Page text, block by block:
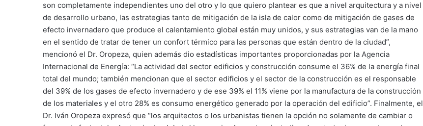
son completamente independientes uno del otro y lo que quiero plantear es que a nivel arquitectura y a nivel
de desarrollo urbano, las estrategias tanto de mitigación de la isla de calor como de mitigación de gases de
efecto invernadero que produce el calentamiento global están muy unidos, y sus estrategias van de la mano
en el sentido de tratar de tener un confort térmico para las personas que están dentro de la ciudad”,
mencionó el Dr. Oropeza, quien además dio estadísticas importantes proporcionadas por la Agencia
Internacional de Energía: “La actividad del sector edificios y construcción consume el 36% de la energía final
total del mundo; también mencionan que el sector edificios y el sector de la construcción es el responsable
del 39% de los gases de efecto invernadero y de ese 39% el 11% viene por la manufactura de la construcción
de los materiales y el otro 28% es consumo energético generado por la operación del edificio”. Finalmente, el
Dr. Iván Oropeza expresó que “los arquitectos o los urbanistas tienen la opción no solamente de cambiar o